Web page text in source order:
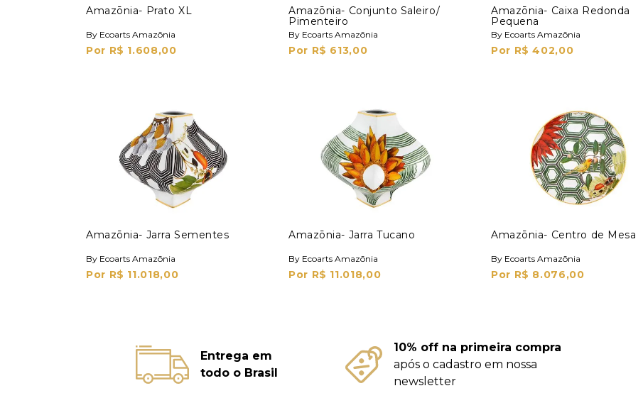
Amazōnia- Prato XL
By Ecoarts Amazōnia
Por R$ 1.608,00
Amazōnia- Conjunto Saleiro/
Pimenteiro
By Ecoarts Amazōnia
Por R$ 613,00
Amazōnia- Caixa Redonda
Pequena
By Ecoarts Amazōnia
Por R$ 402,00
Amazōnia- Jarra Sementes
By Ecoarts Amazōnia
Por R$ 11.018,00
Amazōnia- Jarra Tucano
By Ecoarts Amazōnia
Por R$ 11.018,00
Amazōnia- Centro de Mesa
By Ecoarts Amazōnia
Por R$ 8.076,00
Entrega em
todo o Brasil
10% off na primeira compra
após o cadastro em nossa
newsletter